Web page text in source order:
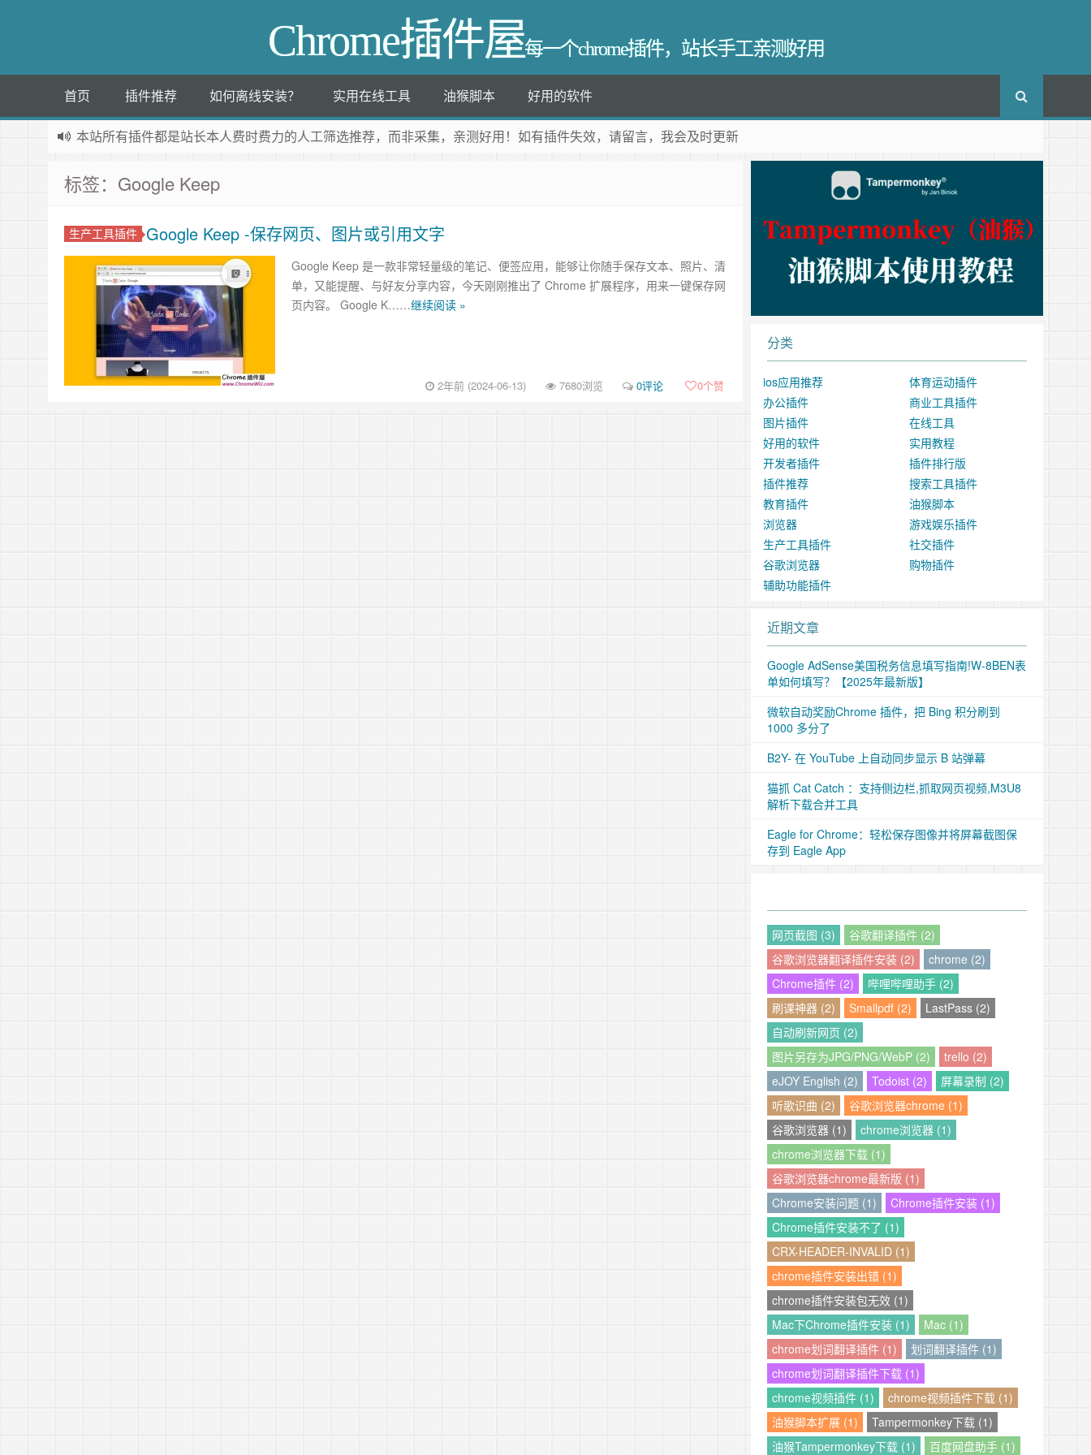
Chrome插件屋每一个chrome插件，站长手工亲测好用
首页 插件推荐 如何离线安装？ 实用在线工具 油猴脚本 好用的软件
本站所有插件都是站长本人费时费力的人工筛选推荐，而非采集，亲测好用！如有插件失效，请留言，我会及时更新
标签：Google Keep
生产工具插件 Google Keep -保存网页、图片或引用文字
Google Keep 是一款非常轻量级的笔记、便签应用，能够让你随手保存文本、照片、清
单，又能提醒、与好友分享内容，今天刚刚推出了 Chrome 扩展程序，用来一键保存网
页内容。 Google K……继续阅读 »
2年前 (2024-06-13) 7680浏览 0评论 0个赞
分类
ios应用推荐
体育运动插件
办公插件
商业工具插件
图片插件
在线工具
好用的软件
实用教程
开发者插件
插件排行版
插件推荐
搜索工具插件
教育插件
油猴脚本
浏览器
游戏娱乐插件
生产工具插件
社交插件
谷歌浏览器
购物插件
辅助功能插件
近期文章
Google AdSense美国税务信息填写指南!W-8BEN表
单如何填写？【2025年最新版】
微软自动奖励Chrome 插件，把 Bing 积分刷到
1000 多分了
B2Y- 在 YouTube 上自动同步显示 B 站弹幕
猫抓 Cat Catch ：支持侧边栏,抓取网页视频,M3U8
解析下载合并工具
Eagle for Chrome：轻松保存图像并将屏幕截图保
存到 Eagle App
网页截图 (3)
谷歌翻译插件 (2)
谷歌浏览器翻译插件安装 (2)
chrome (2)
Chrome插件 (2)
哔哩哔哩助手 (2)
刷课神器 (2)
Smallpdf (2)
LastPass (2)
自动刷新网页 (2)
图片另存为JPG/PNG/WebP (2)
trello (2)
eJOY English (2)
Todoist (2)
屏幕录制 (2)
听歌识曲 (2)
谷歌浏览器chrome (1)
谷歌浏览器 (1)
chrome浏览器 (1)
chrome浏览器下载 (1)
谷歌浏览器chrome最新版 (1)
Chrome安装问题 (1)
Chrome插件安装 (1)
Chrome插件安装不了 (1)
CRX-HEADER-INVALID (1)
chrome插件安装出错 (1)
chrome插件安装包无效 (1)
Mac下Chrome插件安装 (1)
Mac (1)
chrome划词翻译插件 (1)
划词翻译插件 (1)
chrome划词翻译插件下载 (1)
chrome视频插件 (1)
chrome视频插件下载 (1)
油猴脚本扩展 (1)
Tampermonkey下载 (1)
油猴Tampermonkey下载 (1)
百度网盘助手 (1)